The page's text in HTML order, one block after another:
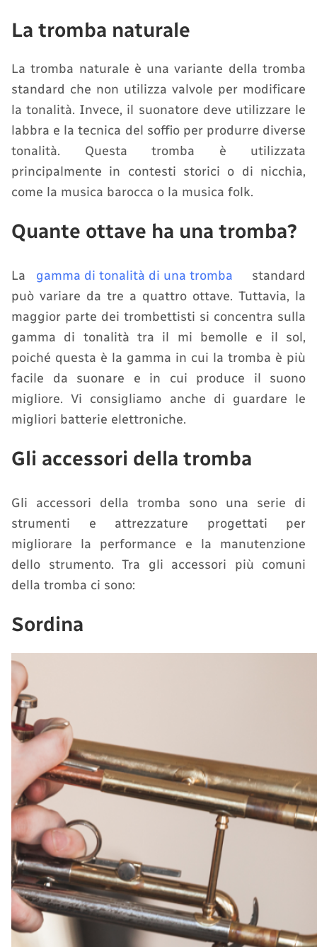
La tromba naturale
La tromba naturale è una variante della tromba
standard che non utilizza valvole per modificare
la tonalità. Invece, il suonatore deve utilizzare le
labbra e la tecnica del soffio per produrre diverse
tonalità. Questa tromba è utilizzata
principalmente in contesti storici o di nicchia,
come la musica barocca o la musica folk.
Quante ottave ha una tromba?
La gamma di tonalità di una tromba
standard
può variare da tre a quattro ottave. Tuttavia, la
maggior parte dei trombettisti si concentra sulla
gamma di tonalità tra il mi bemolle e il sol,
poiché questa è la gamma in cui la tromba è più
facile da suonare e in cui produce il suono
migliore. Vi consigliamo anche di guardare le
migliori batterie elettroniche.
Gli accessori della tromba
Gli accessori della tromba sono una serie di
strumenti e attrezzature progettati per
migliorare la performance e la manutenzione
dello strumento. Tra gli accessori più comuni
della tromba ci sono:
Sordina